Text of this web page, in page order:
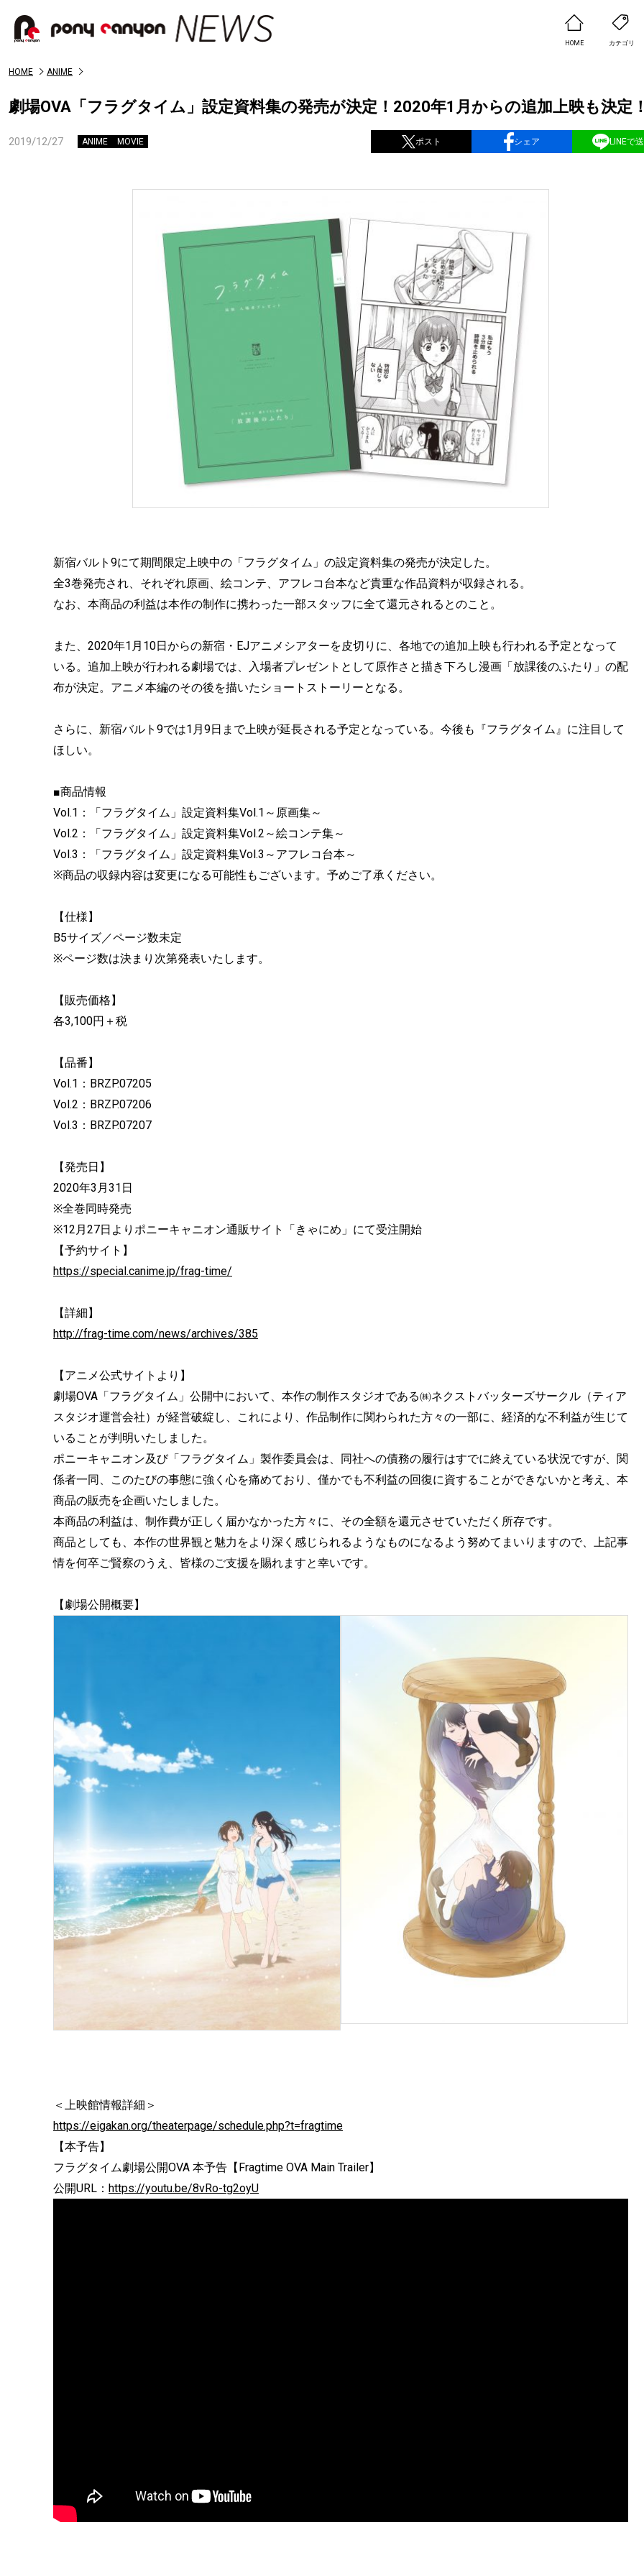
HOME カテゴリ
HOME ANIME
劇場OVA「フラグタイム」設定資料集の発売が決定！2020年1月からの追加上映も決定
2019/12/27 ANIME MOVIE ポスト シェア LINEで
新宿バルト9にて期間限定上映中の「フラグタイム」の設定資料集の発売が決定した。
全3巻発売され、それぞれ原画、絵コンテ、アフレコ台本など貴重な作品資料が収録される。
なお、本商品の利益は本作の制作に携わった一部スタッフに全て還元されるとのこと。
また、2020年1月10日からの新宿・EJアニメシアターを皮切りに、各地での追加上映も行われる予定となって
いる。追加上映が行われる劇場では、入場者プレゼントとして原作さと描き下ろし漫画「放課後のふたり」の配
布が決定。アニメ本編のその後を描いたショートストーリーとなる。
さらに、新宿バルト9では1月9日まで上映が延長される予定となっている。今後も『フラグタイム』に注目して
ほしい。
■商品情報
Vol.1：「フラグタイム」設定資料集Vol.1～原画集～
Vol.2：「フラグタイム」設定資料集Vol.2～絵コンテ集～
Vol.3：「フラグタイム」設定資料集Vol.3～アフレコ台本～
※商品の収録内容は変更になる可能性もございます。予めご了承ください。
【仕様】
B5サイズ／ページ数未定
※ページ数は決まり次第発表いたします。
【販売価格】
各3,100円＋税
【品番】
Vol.1：BRZP.07205
Vol.2：BRZP.07206
Vol.3：BRZP.07207
【発売日】
2020年3月31日
※全巻同時発売
※12月27日よりポニーキャニオン通販サイト「きゃにめ」にて受注開始
【予約サイト】
https://special.canime.jp/frag-time/
【詳細】
http://frag-time.com/news/archives/385
【アニメ公式サイトより】
劇場OVA「フラグタイム」公開中において、本作の制作スタジオである㈱ネクストバッターズサークル（ティア
スタジオ運営会社）が経営破綻し、これにより、作品制作に関わられた方々の一部に、経済的な不利益が生じて
いることが判明いたしました。
ポニーキャニオン及び「フラグタイム」製作委員会は、同社への債務の履行はすでに終えている状況ですが、関
係者一同、このたびの事態に強く心を痛めており、僅かでも不利益の回復に資することができないかと考え、本
商品の販売を企画いたしました。
本商品の利益は、制作費が正しく届かなかった方々に、その全額を還元させていただく所存です。
商品としても、本作の世界観と魅力をより深く感じられるようなものになるよう努めてまいりますので、上記事
情を何卒ご賢察のうえ、皆様のご支援を賜れますと幸いです。
【劇場公開概要】
＜上映館情報詳細＞
https://eigakan.org/theaterpage/schedule.php?t=fragtime
【本予告】
フラグタイム劇場公開OVA 本予告【Fragtime OVA Main Trailer】
公開URL： https://youtu.be/8vRo-tg2oyU